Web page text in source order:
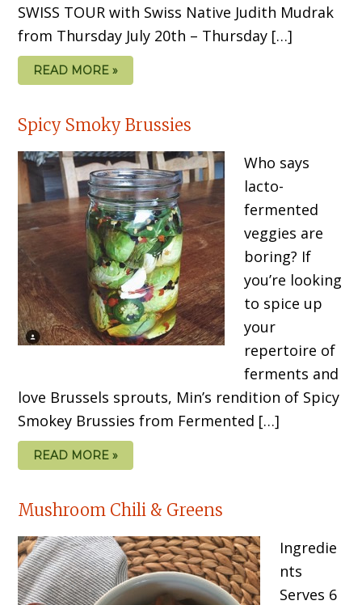
SWISS TOUR with Swiss Native Judith Mudrak
from Thursday July 20th – Thursday […]
READ MORE »
Spicy Smoky Brussies
Who says
lacto-
fermented
veggies are
boring? If
you’re looking
to spice up
your
repertoire of
ferments and
love Brussels sprouts, Min’s rendition of Spicy
Smokey Brussies from Fermented […]
READ MORE »
Mushroom Chili & Greens
Ingredie
nts
Serves 6